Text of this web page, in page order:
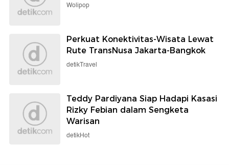
Wolipop
Perkuat Konektivitas-Wisata Lewat
Rute TransNusa Jakarta-Bangkok
detikTravel
Teddy Pardiyana Siap Hadapi Kasasi
Rizky Febian dalam Sengketa
Warisan
detikHot